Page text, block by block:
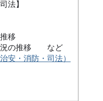
法】
移
況の推移 など
安・消防・司法）